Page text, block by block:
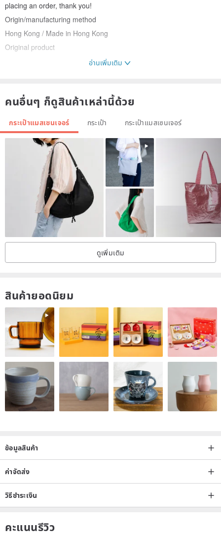
placing an order, thank you!
Origin/manufacturing method
Hong Kong / Made in Hong Kong
Original product
affected, so stay tuned! ＊＊
อ่านเพิ่มเติม
คนอื่นๆ ก็ดูสินค้าเหล่านี้ด้วย
กระเป๋าแมสเซนเจอร์ กระเป๋า กระเป๋าแมสเซนเจอร์
ดูเพิ่มเติม
สินค้ายอดนิยม
ข้อมูลสินค้า
ค่าจัดส่ง
วิธีชำระเงิน
คะแนนรีวิว